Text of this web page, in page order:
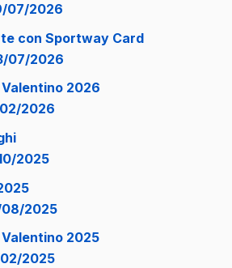
07/2026
con Sportway Card
07/2026
2026
02/2026
2025
08/2025
2025
02/2025